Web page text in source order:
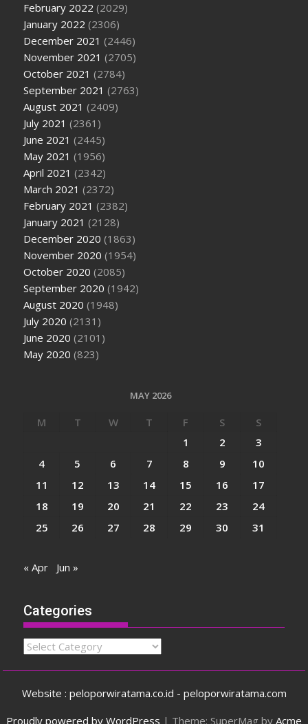
February 2022 (2029)
January 2022 (2306)
December 2021 (2446)
November 2021 (2705)
October 2021 (2784)
September 2021 (2763)
August 2021 (2409)
July 2021 (2361)
June 2021 (2445)
May 2021 (1956)
April 2021 (2342)
March 2021 (2372)
February 2021 (2382)
January 2021 (2128)
December 2020 (1863)
November 2020 (1954)
October 2020 (2085)
September 2020 (1942)
August 2020 (1948)
July 2020 (2131)
June 2020 (2101)
May 2020 (823)
MAY 2026
M T W T F S
S
1
2
3
4
5 6 7 8 9
10
11
12 13 14 15 16
17
18
19 20 21 22 23
24
25
26 27 28 29 30 31
« Apr Jun »
Categories
Categories
Website : peloporwiratama.co.id - peloporwiratama.com
Proudly powered by WordPress | Theme: SuperMag by Acme